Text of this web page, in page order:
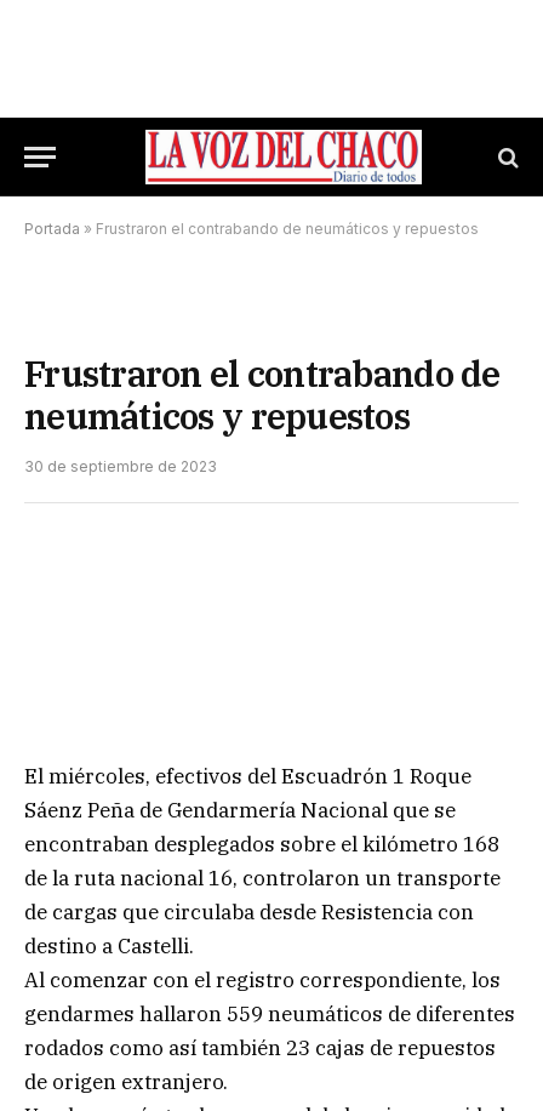
Portada » Frustraron el contrabando de neumáticos y repuestos
Frustraron el contrabando de
neumáticos y repuestos
30 de septiembre de 2023
El miércoles, efectivos del Escuadrón 1 Roque
Sáenz Peña de Gendarmería Nacional que se
encontraban desplegados sobre el kilómetro 168
de la ruta nacional 16, controlaron un transporte
de cargas que circulaba desde Resistencia con
destino a Castelli.
Al comenzar con el registro correspondiente, los
gendarmes hallaron 559 neumáticos de diferentes
rodados como así también 23 cajas de repuestos
de origen extranjero.